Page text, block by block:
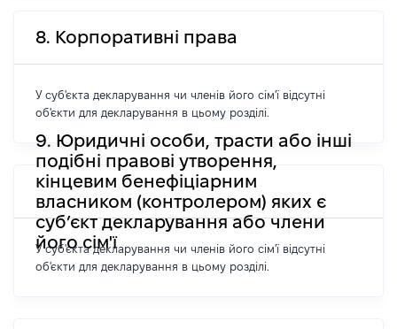
8. Корпоративні права
У суб'єкта декларування чи членів його сім'ї відсутні
об'єкти для декларування в цьому розділі.
9. Юридичні особи, трасти або інші
подібні правові утворення,
кінцевим бенефіціарним
власником (контролером) яких є
суб’єкт декларування або члени
його сім'ї
У суб'єкта декларування чи членів його сім'ї відсутні
об'єкти для декларування в цьому розділі.